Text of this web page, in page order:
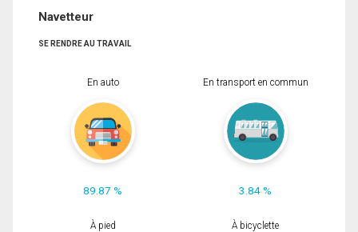
Navetteur
SE RENDRE AU TRAVAIL
En auto
89.87 %
En transport en commun
3.84 %
À pied À bicyclette